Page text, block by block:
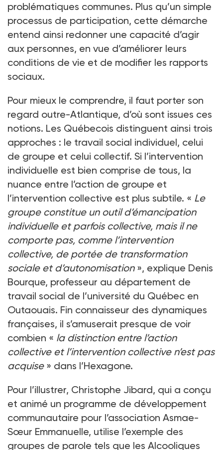
problématiques communes. Plus qu’un simple
processus de participation, cette démarche
entend ainsi redonner une capacité d’agir
aux personnes, en vue d’améliorer leurs
conditions de vie et de modifier les rapports
sociaux.
Pour mieux le comprendre, il faut porter son
regard outre-Atlantique, d’où sont issues ces
notions. Les Québecois distinguent ainsi trois
approches : le travail social individuel, celui
de groupe et celui collectif. Si l’intervention
individuelle est bien comprise de tous, la
nuance entre l’action de groupe et
l’intervention collective est plus subtile. « Le
groupe constitue un outil d’émancipation
individuelle et parfois collective, mais il ne
comporte pas, comme l’intervention
collective, de portée de transformation
sociale et d’autonomisation», explique Denis
Bourque, professeur au département de
travail social de l’université du Québec en
Outaouais. Fin connaisseur des dynamiques
françaises, il s’amuserait presque de voir
combien « la distinction entre l’action
collective et l’intervention collective n’est pas
acquise» dans l’Hexagone.
Pour l’illustrer, Christophe Jibard, qui a conçu
et animé un programme de développement
communautaire pour l’association Asmae-
Sœur Emmanuelle, utilise l’exemple des
groupes de parole tels que les Alcooliques